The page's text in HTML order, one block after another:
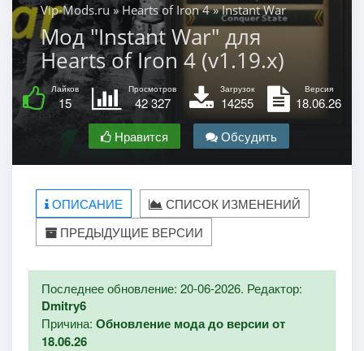
Vip-Mods.ru»Hearts of Iron 4» Instant War
Мод "Instant War" для
Hearts of Iron 4 (v1.19.x)
Лайков
15
Просмотров
42 327
Загрузок
14255
Версия
18.06.26
Нравится
Обсудить
ОПИСАНИЕ
СПИСОК ИЗМЕНЕНИЙ
ПРЕДЫДУЩИЕ ВЕРСИИ
Последнее обновление: 20-06-2026. Редактор:
Dmitry6
Причина: Обновление мода до версии от
18.06.26